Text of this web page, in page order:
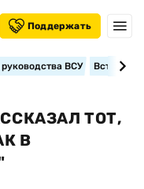
Поддержать
ВСУ
ТОТ,
В